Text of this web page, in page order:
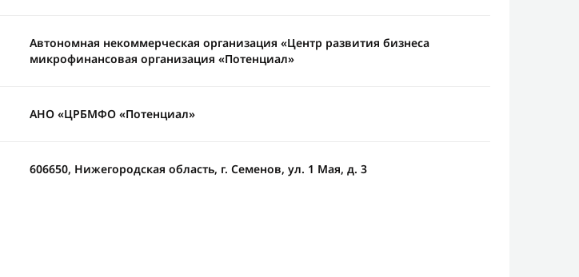
Автономная некоммерческая организация «Центр развития бизнеса
микрофинансовая организация «Потенциал»
АНО «ЦРБМФО «Потенциал»
606650, Нижегородская область, г. Семенов, ул. 1 Мая, д. 3